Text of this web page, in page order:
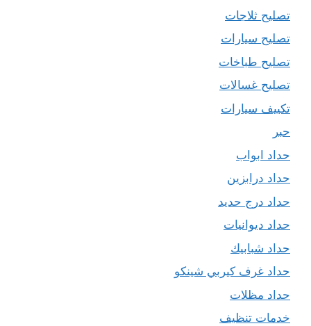
تصليح ثلاجات
تصليح سيارات
تصليح طباخات
تصليح غسالات
تكييف سيارات
حبر
حداد ابواب
حداد درابزين
حداد درج حديد
حداد ديوانيات
حداد شبابيك
حداد غرف كيربي شينكو
حداد مظلات
خدمات تنظيف